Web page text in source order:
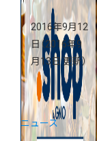
2016年9月12
日（2016年9
月13日 更新）
ニュース